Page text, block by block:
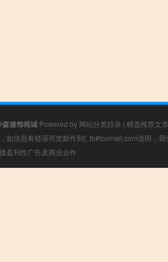
森服饰商城 Powered by 网站分类目录 | 精选推荐文章
如信息有错误可发邮件到f_fb#foxmail.com说明，
盈利性广告及商业合作